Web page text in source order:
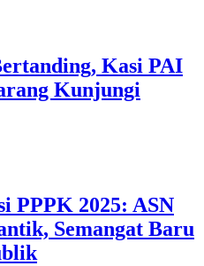
Kasi PAI
Kunjungi
PPPK 2025: ASN
Semangat Baru